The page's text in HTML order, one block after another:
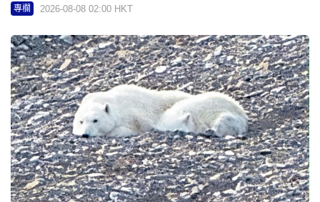
專欄 2026-08-08 02:00 HKT